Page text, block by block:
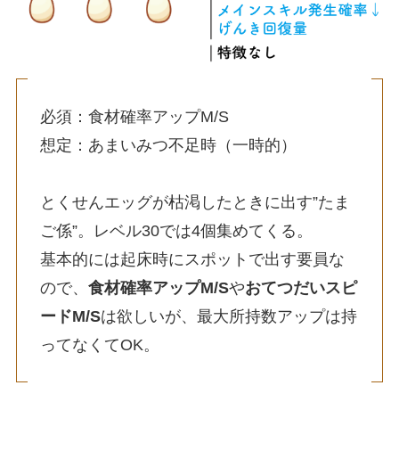
必須：食材確率アップM/S
想定：あまいみつ不足時（一時的）
とくせんエッグが枯渇したときに出す”たま
ご係”。レベル30では4個集めてくる。
基本的には起床時にスポットで出す要員な
ので、 食材確率アップM/Sやおてつだいスピ
ードM/Sは欲しいが、最大所持数アップは持
ってなくてOK。